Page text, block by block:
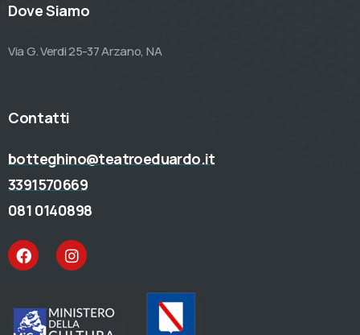
Dove Siamo
Via G. Verdi 25-37 Arzano, NA
Contatti
botteghino@teatroeduardo.it
3391570669
081 0140898